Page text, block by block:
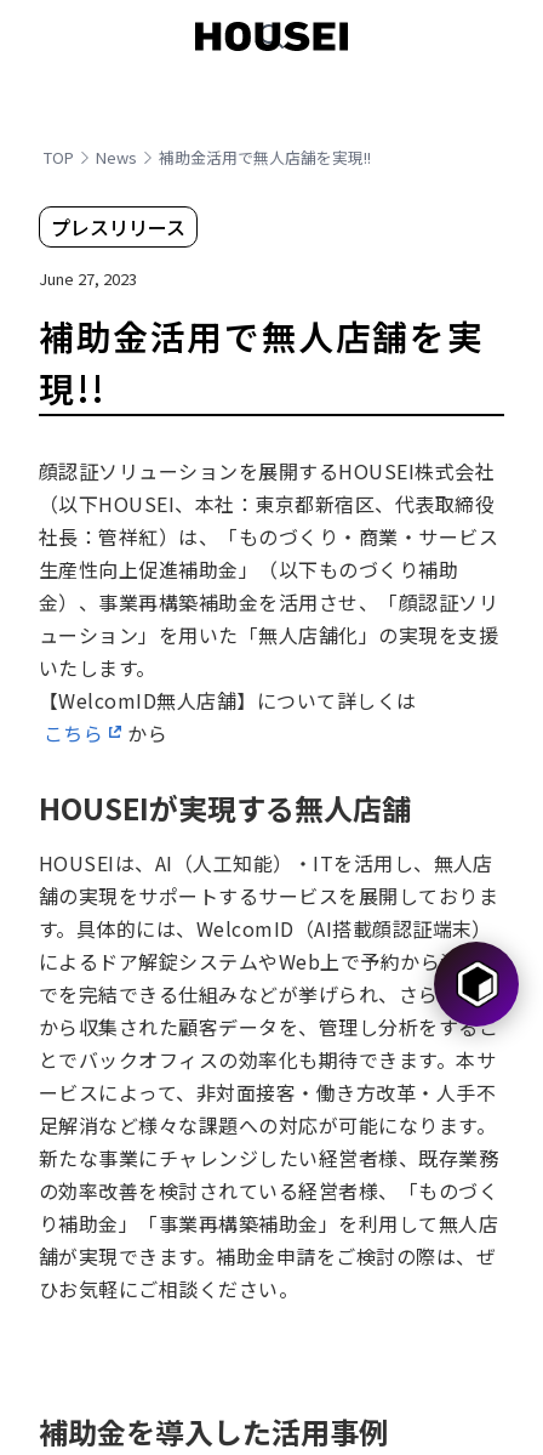
TOP News 補助金活用で無人店舗を実現!!
プレスリリース
June 27, 2023
補助金活用で無人店舗を実
現!!
顔認証ソリューションを展開するHOUSEI株式会社
（以下HOUSEI、本社：東京都新宿区、代表取締役
社長：管祥紅）は、「ものづくり・商業・サービス
生産性向上促進補助金」（以下ものづくり補助
金）、事業再構築補助金を活用させ、「顔認証ソリ
ューション」を用いた「無人店舗化」の実現を支援
いたします。
【WelcomID無人店舗】について詳しくは
こちら
から
HOUSEIが実現する無人店舗
HOUSEIは、AI（人工知能）・ITを活用し、無人店
舗の実現をサポートするサービスを展開しておりま
す。具体的には、WelcomID（AI搭載顔認証端末）
によるドア解錠システムやWeb上で予約から決済ま
でを完結できる仕組みなどが挙げられ、さらにそこ
から収集された顧客データを、管理し分析をするこ
とでバックオフィスの効率化も期待できます。本サ
ービスによって、非対面接客・働き方改革・人手不
足解消など様々な課題への対応が可能になります。
新たな事業にチャレンジしたい経営者様、既存業務
の効率改善を検討されている経営者様、「ものづく
り補助金」「事業再構築補助金」を利用して無人店
舗が実現できます。補助金申請をご検討の際は、ぜ
ひお気軽にご相談ください。
補助金を導入した活用事例